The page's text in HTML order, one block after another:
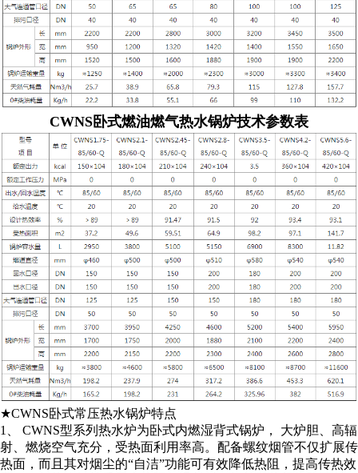
CWNS卧式燃油燃气热水锅炉技术参数表
★CWNS卧式常压热水锅炉特点
1、 CWNS型系列热水炉为卧式内燃湿背式锅炉， 大炉胆、高辐
射、燃烧空气充分，受热面利用率高。配备螺纹烟管不仅扩展传
热面，而且其对烟尘的“自洁”功能可有效降低热阻，提高传热效